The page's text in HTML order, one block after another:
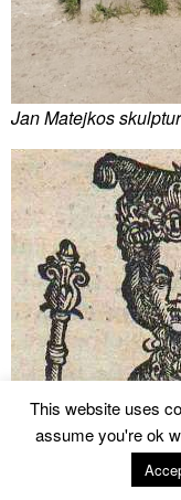
Jan Matejkos skulptur
This website uses
assume you're ok